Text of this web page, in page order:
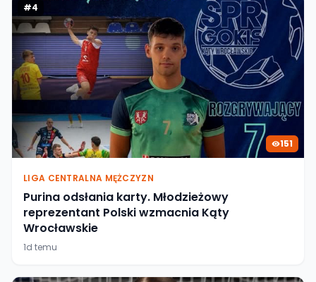
#4
151
LIGA CENTRALNA MĘŻCZYZN
Purina odsłania karty. Młodzieżowy
reprezentant Polski wzmacnia Kąty
Wrocławskie
1d temu